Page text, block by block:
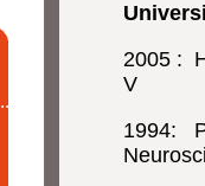
2005 :
V
1994: